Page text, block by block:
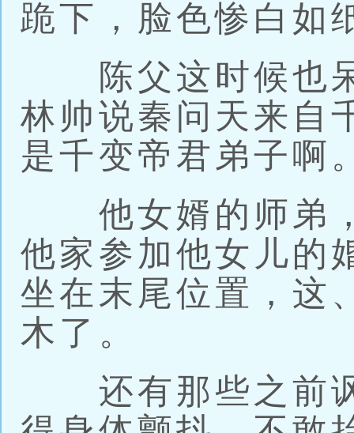
跪下，脸色惨白如
陈父这时候也
林帅说秦问天来自
是千变帝君弟子啊
他女婿的师弟，
他家参加他女儿的
坐在末尾位置，
木了。
还有那些之前讽